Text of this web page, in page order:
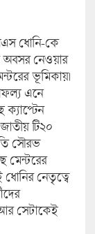
ধোনি-কে
অবসর নেওয়ার
ভূমিকায়।
এনে
ক্যাপ্টেন
টি২০
সৌরভ
মেন্টরের
ধোনির নেতৃত্বে
সেটাকেই